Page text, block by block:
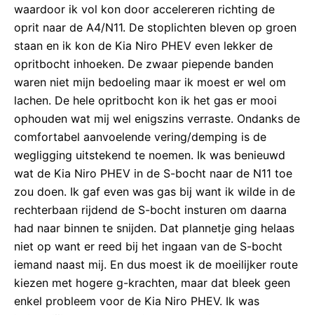
waardoor ik vol kon door accelereren richting de
oprit naar de A4/N11. De stoplichten bleven op groen
staan en ik kon de Kia Niro PHEV even lekker de
opritbocht inhoeken. De zwaar piepende banden
waren niet mijn bedoeling maar ik moest er wel om
lachen. De hele opritbocht kon ik het gas er mooi
ophouden wat mij wel enigszins verraste. Ondanks de
comfortabel aanvoelende vering/demping is de
wegligging uitstekend te noemen. Ik was benieuwd
wat de Kia Niro PHEV in de S-bocht naar de N11 toe
zou doen. Ik gaf even was gas bij want ik wilde in de
rechterbaan rijdend de S-bocht insturen om daarna
had naar binnen te snijden. Dat plannetje ging helaas
niet op want er reed bij het ingaan van de S-bocht
iemand naast mij. En dus moest ik de moeilijker route
kiezen met hogere g-krachten, maar dat bleek geen
enkel probleem voor de Kia Niro PHEV. Ik was